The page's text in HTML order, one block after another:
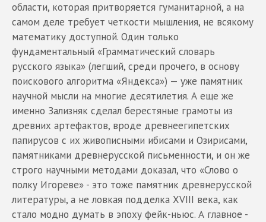
области, которая притворяется гуманитарной, а на
самом деле требует четкости мышления, не всякому
математику доступной. Один только
фундаментальный «Грамматический словарь
русского языка» (легший, среди прочего, в основу
поискового алгоритма «Яндекса») — уже памятник
научной мысли на многие десятилетия. А еще же
именно Зализняк сделал берестяные грамоты из
древних артефактов, вроде древнеегипетских
папирусов с их живописными ибисами и Озирисами,
памятниками древнерусской письменности, и он же
строго научными методами доказал, что «Слово о
полку Игореве» - это тоже памятник древнерусской
литературы, а не ловкая подделка XVIII века, как
стало модно думать в эпоху фейк-ньюс. А главное -